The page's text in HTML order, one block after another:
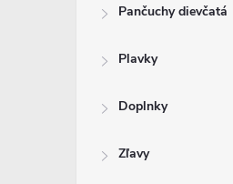
Pančuchy dievčatá
Plavky
Doplnky
Zľavy